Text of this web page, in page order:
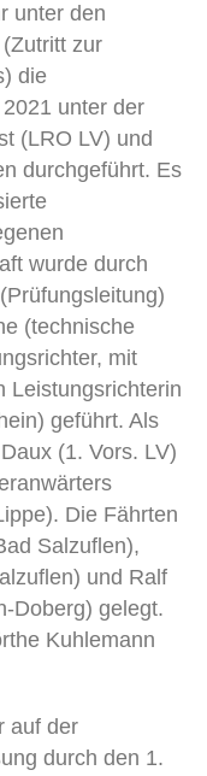
unter den
zur
die
unter der
(LRO LV) und
durchgeführt. Es
wurde durch
(technische
mit
Leistungsrichterin
geführt. Als
(1. Vors. LV)
Die Fährten
Salzuflen),
und Ralf
Doberg) gelegt.
Kuhlemann
auf der
durch den 1.